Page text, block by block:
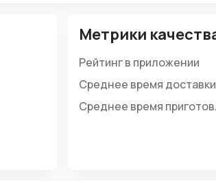
Метрики
Рейтинг в приложении
Среднее время доставки
Среднее время